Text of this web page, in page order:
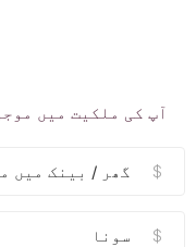
آپ کی ملکیت میں
$
$